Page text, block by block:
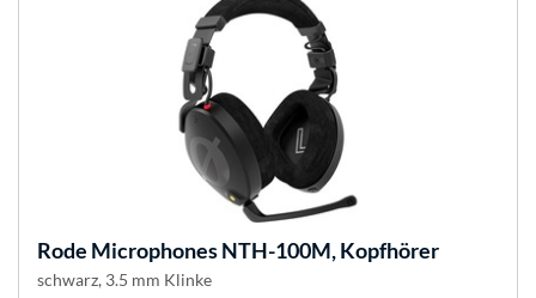
Rode MicrophonesNTH-100M, Kopfhörer
schwarz, 3.5 mm Klinke